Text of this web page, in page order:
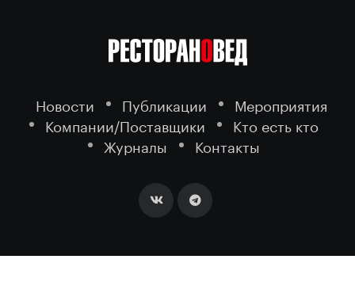
Новости Публикации
Мероприятия
Компании/Поставщики
Кто есть кто
Журналы
Контакты